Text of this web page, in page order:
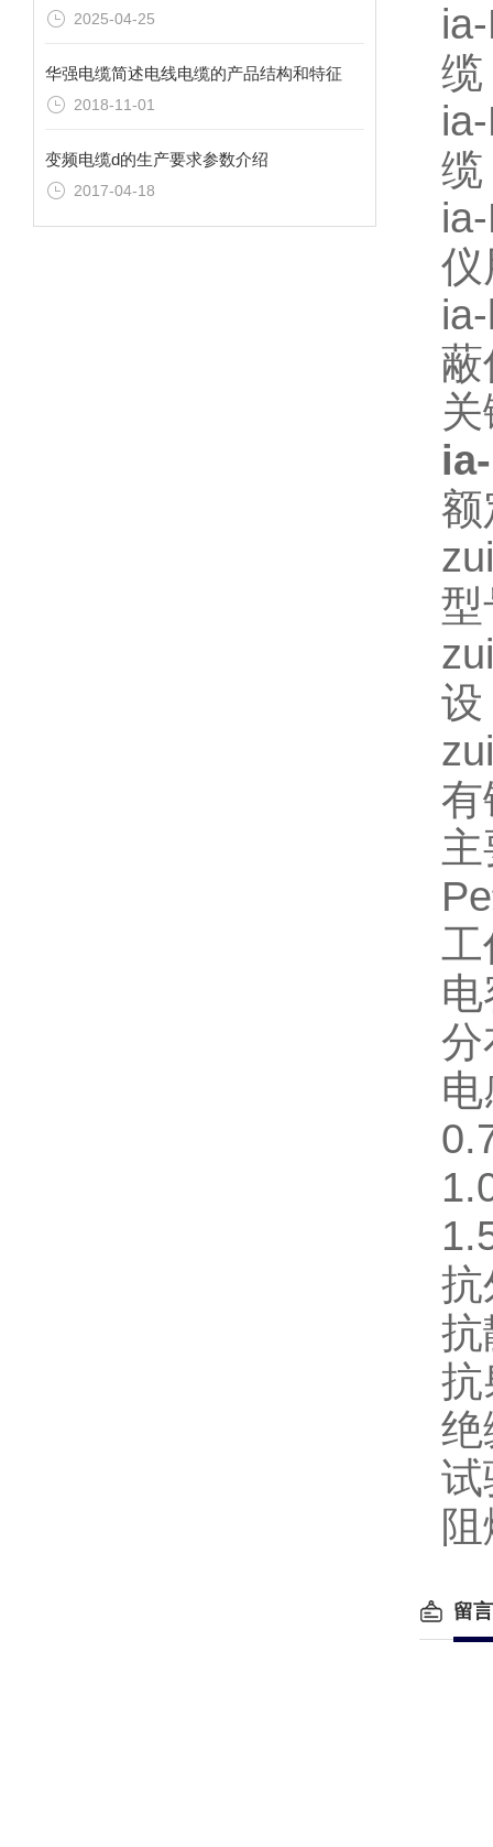
2025-04-25
华强电缆简述电线电缆的产品结构和特征
2018-11-01
变频电缆d的生产要求参数介绍
2017-04-18
缆
缆
仪
蔽
额
工
留